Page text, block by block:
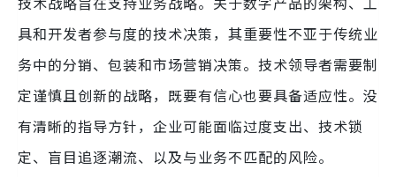
具和开发者参与度的技术决策，其重要性不亚于传统业
务中的分销、包装和市场营销决策。技术领导者需要制
定谨慎且创新的战略，既要有信心也要具备适应性。没
有清晰的指导方针，企业可能面临过度支出、技术锁
定、盲目追逐潮流、以及与业务不匹配的风险。